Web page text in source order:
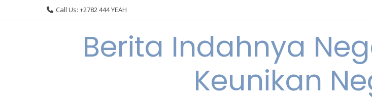
Call Us: +2782 444 YEAH
Berita Indahnya
Keunikan